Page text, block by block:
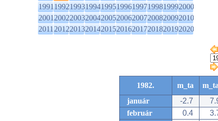
1991199219931994199519961997199819992000
2001200220032004200520062007200820092010
2011201220132014201520162017201820192020
1982. m_ta
január
-2.7
február
0.4